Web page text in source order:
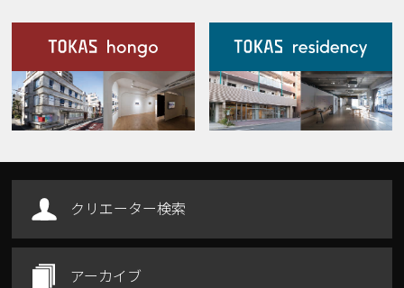
施設案内
Our Facilities
クリエーター検索
アーカイブ